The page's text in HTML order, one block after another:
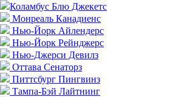
Коламбус Блю Джекетс
Монреаль Канадиенс
Нью-Йорк Айлендерс
Нью-Йорк Рейнджерс
Нью-Джерси Девилз
Оттава Сенаторз
Питтсбург Пингвинз
Тампа-Бэй Лайтнинг